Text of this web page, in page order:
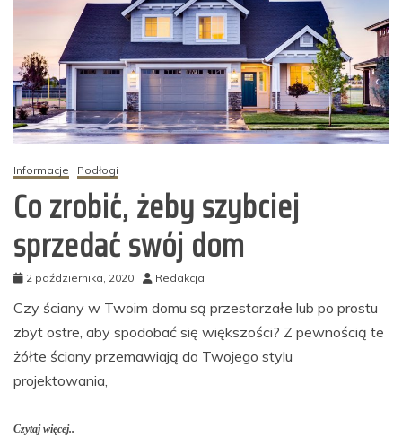
Informacje Podłogi
Co zrobić, żeby szybciej
sprzedać swój dom
2 października, 2020 Redakcja
Czy ściany w Twoim domu są przestarzałe lub po prostu
zbyt ostre, aby spodobać się większości? Z pewnością te
żółte ściany przemawiają do Twojego stylu
projektowania,
Czytaj więcej..